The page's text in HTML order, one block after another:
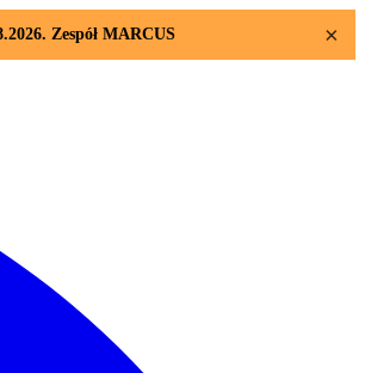
Zespół MARCUS ×